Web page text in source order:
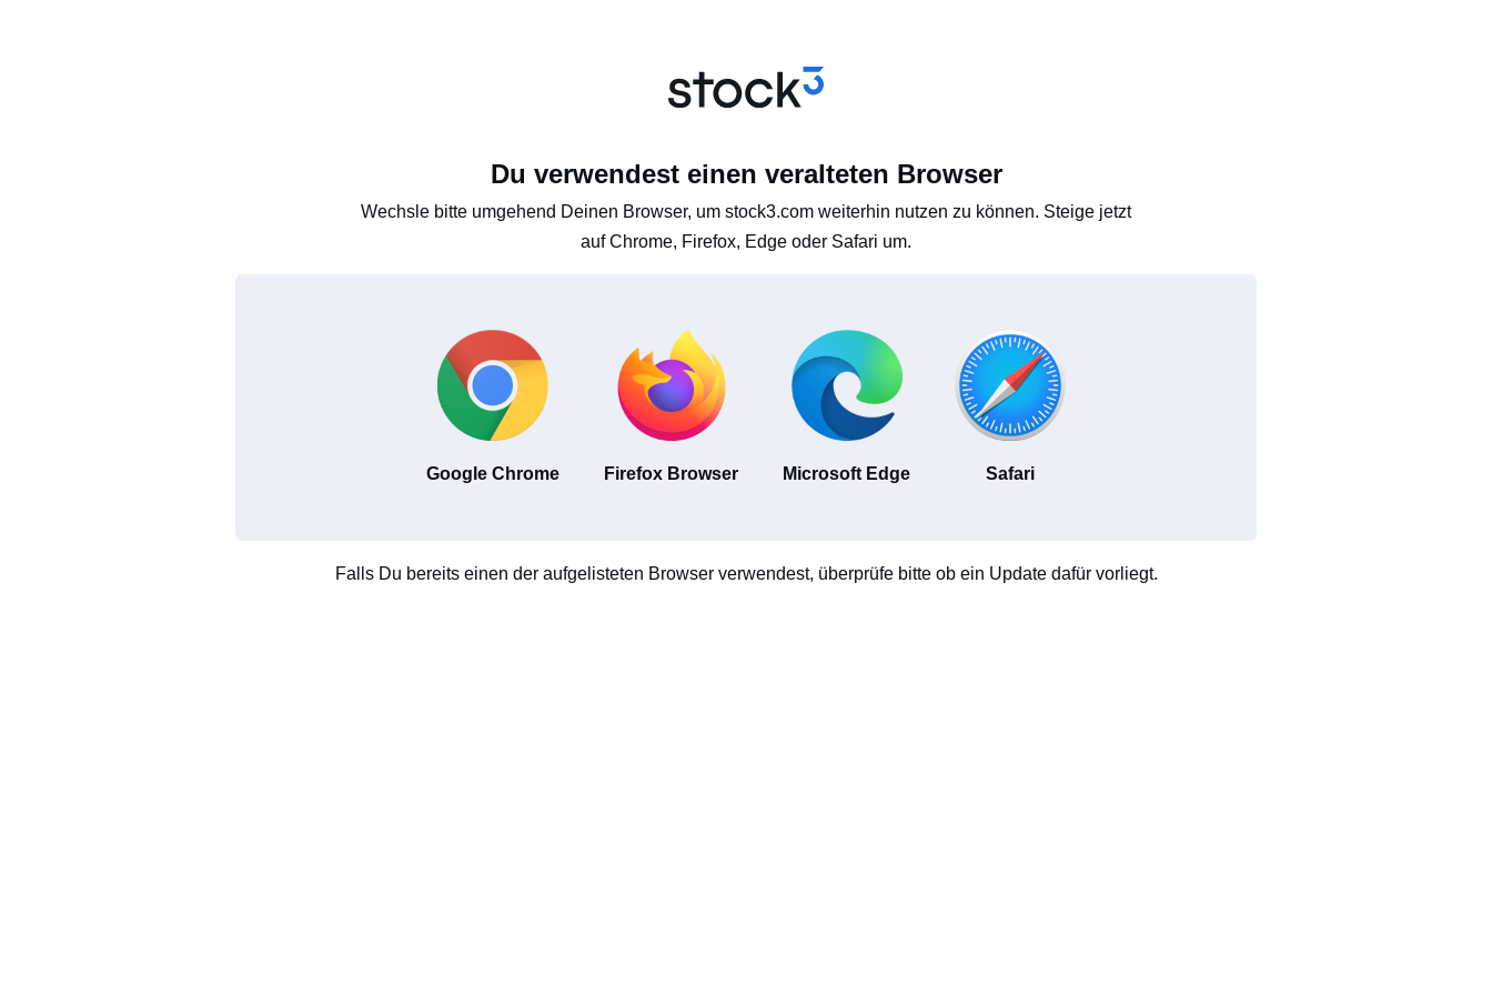
Du verwendest einen veralteten Browser
Wechsle bitte umgehend Deinen Browser, um stock3.com weiterhin nutzen zu können. Steige jetzt
auf Chrome, Firefox, Edge oder Safari um.
Google Chrome Firefox Browser Microsoft Edge Safari
Falls Du bereits einen der aufgelisteten Browser verwendest, überprüfe bitte ob ein Update dafür vorliegt.